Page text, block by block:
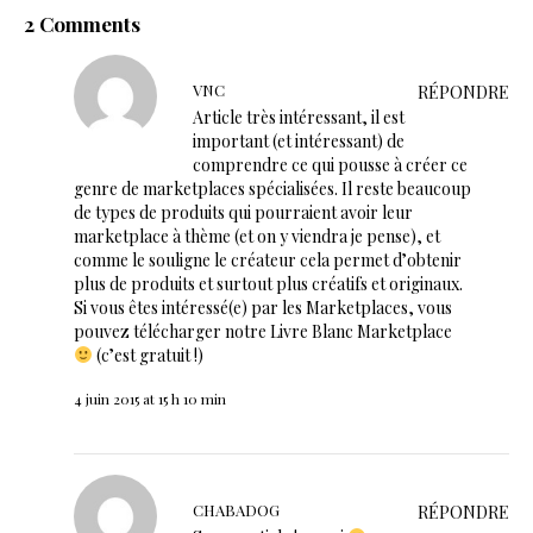
2 Comments
VNC
RÉPONDRE
Article très intéressant, il est
important (et intéressant) de
comprendre ce qui pousse à créer ce
genre de marketplaces spécialisées. Il reste beaucoup
de types de produits qui pourraient avoir leur
marketplace à thème (et on y viendra je pense), et
comme le souligne le créateur cela permet d’obtenir
plus de produits et surtout plus créatifs et originaux.
Si vous êtes intéressé(e) par les Marketplaces, vous
pouvez télécharger notre Livre Blanc Marketplace
(c’est gratuit !)
4 juin 2015 at 15 h 10 min
CHABADOG
RÉPONDRE